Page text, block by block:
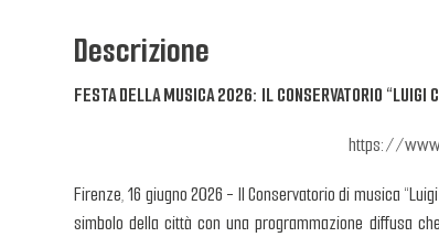
Descrizione
FESTA DELLA MUSICA 2026: IL CONSERVATORIO “LUIGI
https://
Firenze, 16 giugno 2026 - Il Conservatorio di musica
simbolo della città con una programmazione diffusa